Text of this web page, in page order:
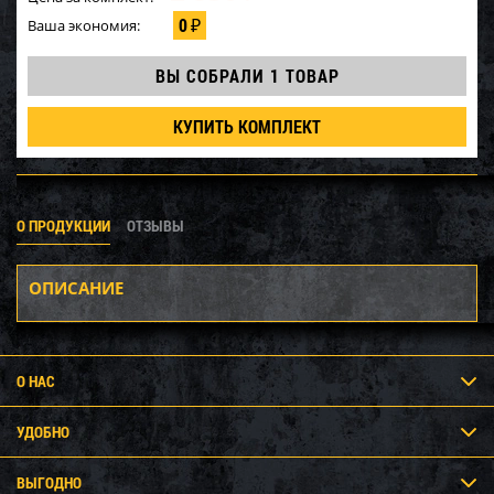
Ваша экономия: 0₽
ВЫ СОБРАЛИ 1 ТОВАР
КУПИТЬ КОМПЛЕКТ
О ПРОДУКЦИИ ОТЗЫВЫ
ОПИСАНИЕ
О НАС
УДОБНО
ВЫГОДНО